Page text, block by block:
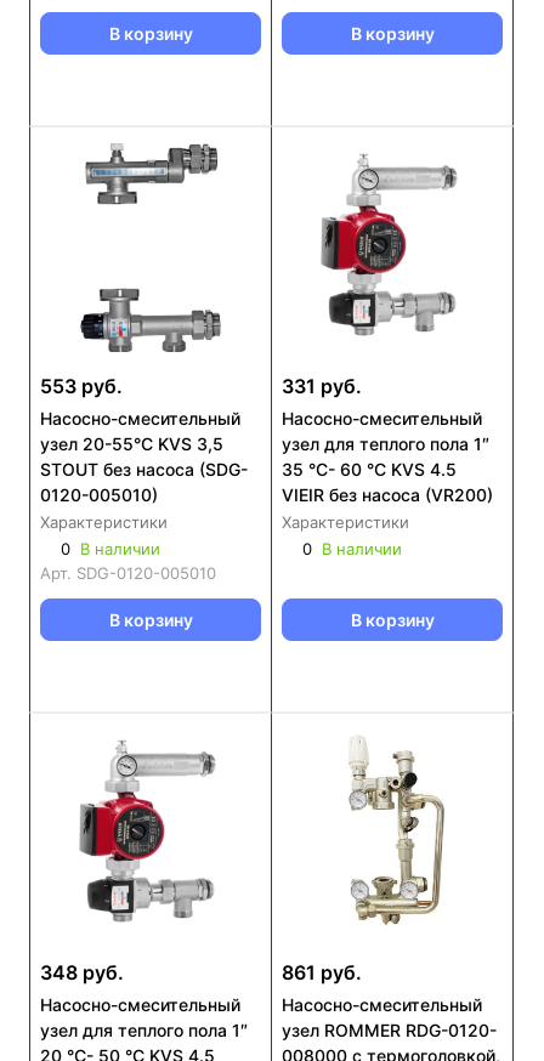
В корзину В корзину
553 руб.
Насосно-смесительный
узел 20-55°C KVS 3,5
STOUT без насоса (SDG-
0120-005010)
Характеристики
0 В наличии
Арт. SDG-0120-005010
В корзину
331 руб.
Насосно-смесительный
узел для теплого пола 1″
35 °С- 60 °С KVS 4.5
VIEIR без насоса (VR200)
Характеристики
0 В наличии
В корзину
348 руб.
Насосно-смесительный
узел для теплого пола 1″
20 °С- 50 °С KVS 4.5
861 руб.
Насосно-смесительный
узел ROMMER RDG-0120-
008000 с термоголовкой,